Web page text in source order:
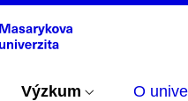
Výzkum O